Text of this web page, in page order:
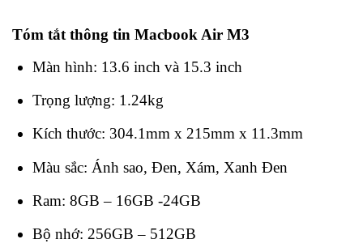
Tóm tắt thông tin Macbook Air M3
Màn hình: 13.6 inch và 15.3 inch
Trọng lượng: 1.24kg
Kích thước: 304.1mm x 215mm x 11.3mm
Màu sắc: Ánh sao, Đen, Xám, Xanh Đen
Ram: 8GB – 16GB -24GB
Bộ nhớ: 256GB – 512GB